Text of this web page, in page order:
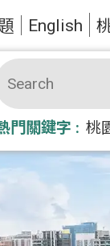
English
門關鍵字 桃